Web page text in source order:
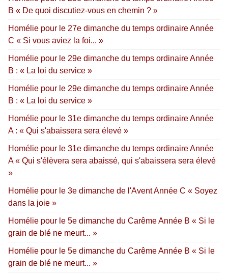
B « De quoi discutiez-vous en chemin ? »
Homélie pour le 27e dimanche du temps ordinaire Année
C « Si vous aviez la foi... »
Homélie pour le 29e dimanche du temps ordinaire Année
B : « La loi du service »
Homélie pour le 29e dimanche du temps ordinaire Année
B : « La loi du service »
Homélie pour le 31e dimanche du temps ordinaire Année
A : « Qui s'abaissera sera élevé »
Homélie pour le 31e dimanche du temps ordinaire Année
A « Qui s'élèvera sera abaissé, qui s'abaissera sera élevé
»
Homélie pour le 3e dimanche de l'Avent Année C « Soyez
dans la joie »
Homélie pour le 5e dimanche du Carême Année B « Si le
grain de blé ne meurt... »
Homélie pour le 5e dimanche du Carême Année B « Si le
grain de blé ne meurt... »